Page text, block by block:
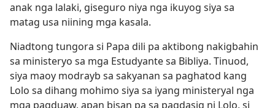
anak nga lalaki, giseguro niya nga ikuyog siya sa
matag usa niining mga kasala.
Niadtong tungora si Papa dili pa aktibong nakigbahin
sa ministeryo sa mga Estudyante sa Bibliya. Tinuod,
siya maoy modrayb sa sakyanan sa paghatod kang
Lolo sa dihang mohimo siya sa iyang ministeryal nga
mga pagduaw, apan bisan pa sa pagdasig ni Lolo, si